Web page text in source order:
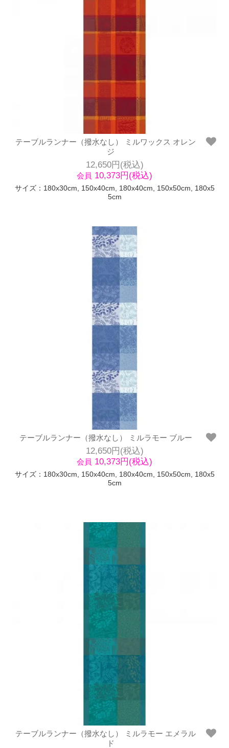
テーブルランナー（撥水なし） ミルワックス オレン
ジ
12,650円(税込)
会員 10,373円(税込)
サイズ：180x30cm, 150x40cm, 180x40cm, 150x50cm, 180x5
5cm
テーブルランナー（撥水なし） ミルラモー ブルー
12,650円(税込)
会員 10,373円(税込)
サイズ：180x30cm, 150x40cm, 180x40cm, 150x50cm, 180x5
5cm
テーブルランナー（撥水なし） ミルラモー エメラル
ド